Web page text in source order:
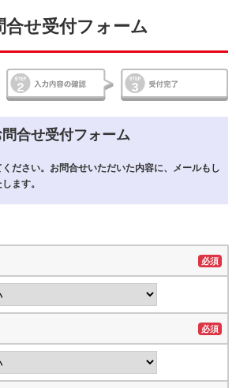
合せ受付フォーム
問合せ受付フォーム
ださい。お問合せいただいた内容に、メールもし
ます。
必須
必須